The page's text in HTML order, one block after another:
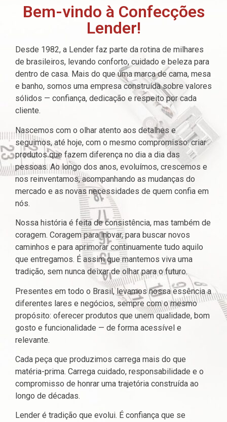
Bem-vindo à Confecções
Lender!
Desde 1982, a Lender faz parte da rotina de milhares
de brasileiros, levando conforto, cuidado e beleza para
dentro de casa. Mais do que uma marca de cama, mesa
e banho, somos uma empresa construída sobre valores
sólidos — confiança, dedicação e respeito por cada
cliente.
Nascemos com o olhar atento aos detalhes e
seguimos, até hoje, com o mesmo compromisso: criar
produtos que fazem diferença no dia a dia das
pessoas. Ao longo dos anos, evoluímos, crescemos e
nos reinventamos, acompanhando as mudanças do
mercado e as novas necessidades de quem confia em
nós.
Nossa história é feita de consistência, mas também de
coragem. Coragem para inovar, para buscar novos
caminhos e para aprimorar continuamente tudo aquilo
que entregamos. É assim que mantemos viva uma
tradição, sem nunca deixar de olhar para o futuro.
Presentes em todo o Brasil, levamos nossa essência a
diferentes lares e negócios, sempre com o mesmo
propósito: oferecer produtos que unem qualidade, bom
gosto e funcionalidade — de forma acessível e
relevante.
Cada peça que produzimos carrega mais do que
matéria-prima. Carrega cuidado, responsabilidade e o
compromisso de honrar uma trajetória construída ao
longo de décadas.
Lender é tradição que evolui. É confiança que se